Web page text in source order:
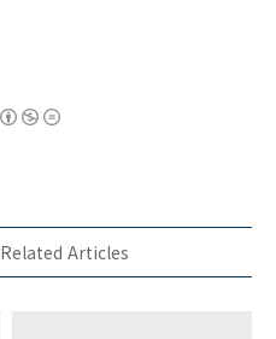
Related Articles